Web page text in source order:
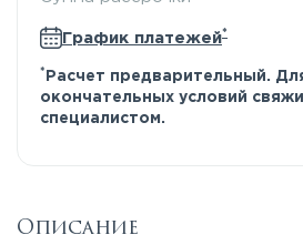
График платежей*
* Расчет предварительный.
окончательных условий
специалистом.
Описание